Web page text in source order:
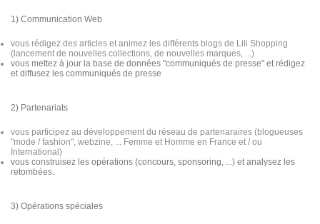
1) Communication Web
vous rédigez des articles et animez les différents blogs de Lili Shopping
(lancement de nouvelles collections, de nouvelles marques, ...)
vous mettez à jour la base de données "communiqués de presse" et rédigez
et diffusez les communiqués de presse
2) Partenariats
vous participez au développement du réseau de partenaraires (blogueuses
"mode / fashion", webzine, ... Femme et Homme en France et / ou
International)
vous construisez les opérations (concours, sponsoring, ...) et analysez les
retombées.
3) Opérations spéciales